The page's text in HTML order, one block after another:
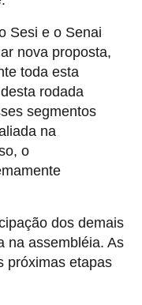
Sesi e o Senai
nova proposta,
toda esta
rodada
segmentos
na
o
dos demais
na assembléia. As
próximas etapas